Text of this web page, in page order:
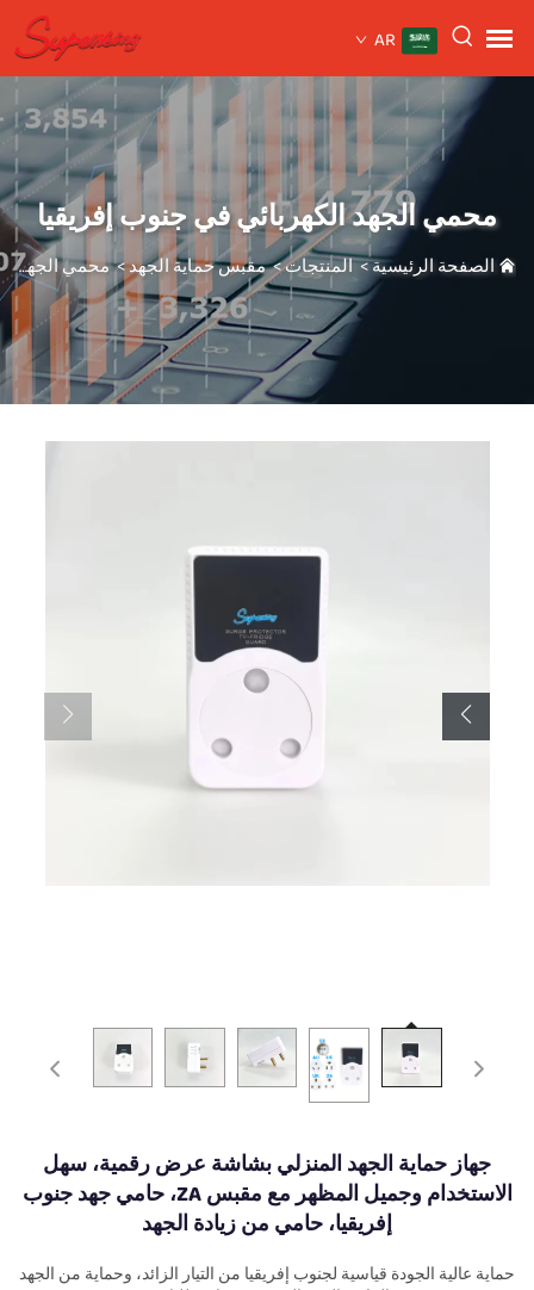
AR
محمي الجهد الكهربائي في جنوب إفريقيا
الصفحة الرئيسية>المنتجات>مقبس حماية الجهد>محمي الجهد الكهربائي في جنوب إفريقيا
جهاز حماية الجهد المنزلي بشاشة عرض رقمية، سهل
الاستخدام وجميل المظهر مع مقبس ZA، حامي جهد جنوب
إفريقيا، حامي من زيادة الجهد
حماية عالية الجودة قياسية لجنوب إفريقيا من التيار الزائد، وحماية من الجهد